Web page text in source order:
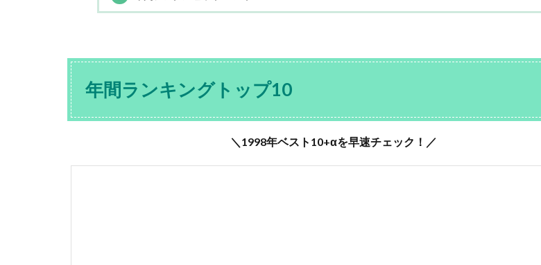
年間ランキングトップ10
＼1998年ベスト10+αを早速チェック！／